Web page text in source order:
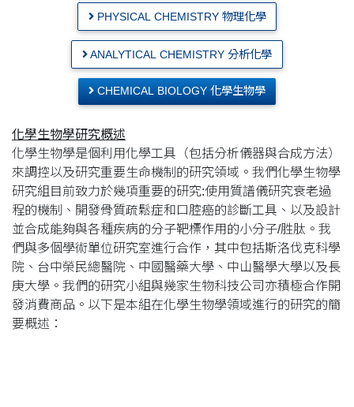
PHYSICAL CHEMISTRY 物理化學
ANALYTICAL CHEMISTRY 分析化學
CHEMICAL BIOLOGY 化學生物學
化學生物學研究概述
化學生物學是個利用化學工具（包括分析儀器與合成方法）
來調控以及研究重要生命機制的研究領域。我們化學生物學
研究組目前致力於幾項重要的研究:使用質譜儀研究衰老過
程的機制、開發骨質疏鬆症和口腔癌的診斷工具、以及設計
並合成能夠與各種疾病的分子靶標作用的小分子/胜肽。我
們與多個學術單位研究室進行合作，其中包括斯洛伐克科學
院、台中榮民總醫院、中國醫藥大學、中山醫學大學以及長
庚大學。我們的研究小組與幾家生物科技公司亦積極合作開
發消費商品。以下是本組在化學生物學領域進行的研究的簡
要概述：